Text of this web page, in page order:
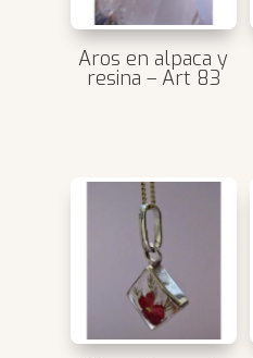
Aros en alpaca y
resina – Art 83